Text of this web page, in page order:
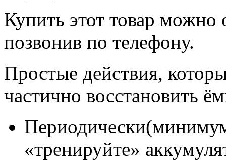
Купить этот товар можно
позвонив по телефону.
Простые действия,
частично восстановить
«тренируйте»